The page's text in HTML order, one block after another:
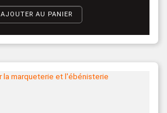
AJOUTER AU PANIER